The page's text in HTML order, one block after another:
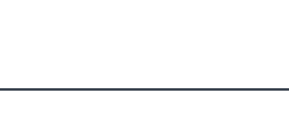
site"
HTML
Search